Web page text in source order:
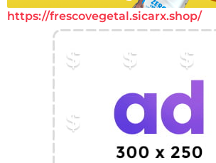
https://frescovegetal.sicarx.shop/